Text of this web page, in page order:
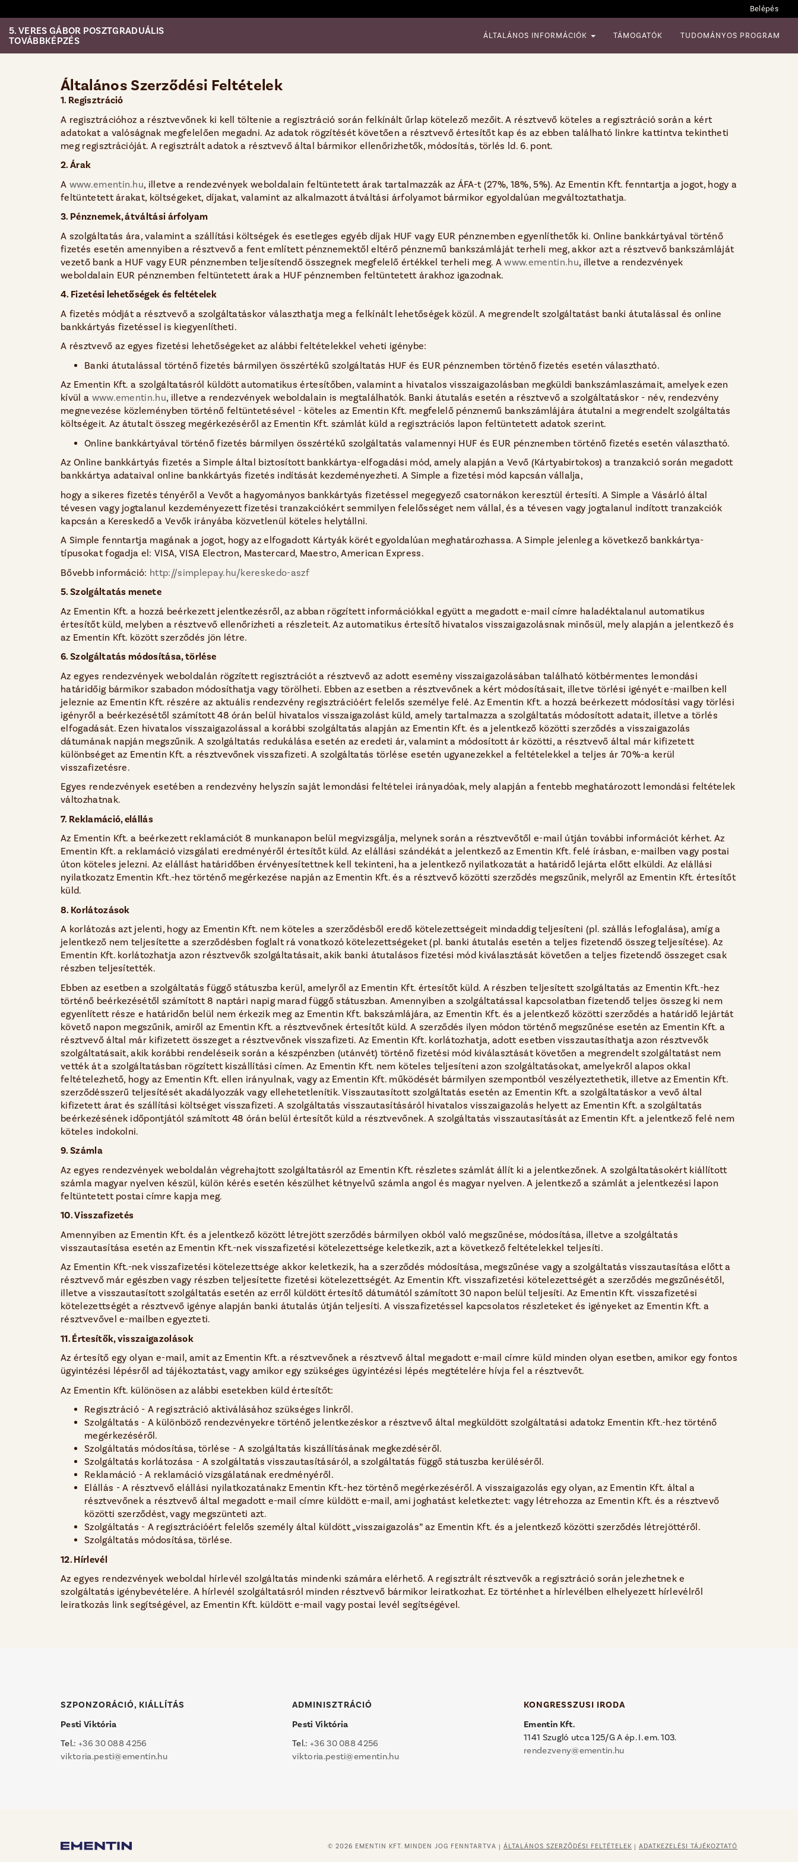
Belépés
5. VERES GÁBOR POSZTGRADUÁLIS
TOVÁBBKÉPZÉS
ÁLTALÁNOS INFORMÁCIÓK TÁMOGATÓK TUDOMÁNYOS PROGRAM
Általános Szerződési Feltételek
1. Regisztráció
A regisztrációhoz a résztvevőnek ki kell töltenie a regisztráció során felkínált űrlap kötelező mezőit. A résztvevő köteles a regisztráció során a kért
adatokat a valóságnak megfelelően megadni. Az adatok rögzítését követően a résztvevő értesítőt kap és az ebben található linkre kattintva tekintheti
meg regisztrációját. A regisztrált adatok a résztvevő által bármikor ellenőrizhetők, módosítás, törlés ld. 6. pont.
2. Árak
A www.ementin.hu, illetve a rendezvények weboldalain feltüntetett árak tartalmazzák az ÁFA-t (27%, 18%, 5%). Az Ementin Kft. fenntartja a jogot, hogy a
feltüntetett árakat, költségeket, díjakat, valamint az alkalmazott átváltási árfolyamot bármikor egyoldalúan megváltoztathatja.
3. Pénznemek, átváltási árfolyam
A szolgáltatás ára, valamint a szállítási költségek és esetleges egyéb díjak HUF vagy EUR pénznemben egyenlíthetők ki. Online bankkártyával történő
fizetés esetén amennyiben a résztvevő a fent említett pénznemektől eltérő pénznemű bankszámláját terheli meg, akkor azt a résztvevő bankszámláját
vezető bank a HUF vagy EUR pénznemben teljesítendő összegnek megfelelő értékkel terheli meg. Awww.ementin.hu, illetve a rendezvények
weboldalain EUR pénznemben feltüntetett árak a HUF pénznemben feltüntetett árakhoz igazodnak.
4. Fizetési lehetőségek és feltételek
A fizetés módját a résztvevő a szolgáltatáskor választhatja meg a felkínált lehetőségek közül. A megrendelt szolgáltatást banki átutalással és online
bankkártyás fizetéssel is kiegyenlítheti.
A résztvevő az egyes fizetési lehetőségeket az alábbi feltételekkel veheti igénybe:
Banki átutalással történő fizetés bármilyen összértékű szolgáltatás HUF és EUR pénznemben történő fizetés esetén választható.
Az Ementin Kft. a szolgáltatásról küldött automatikus értesítőben, valamint a hivatalos visszaigazolásban megküldi bankszámlaszámait, amelyek ezen
kívül a www.ementin.hu, illetve a rendezvények weboldalain is megtalálhatók. Banki átutalás esetén a résztvevő a szolgáltatáskor - név, rendezvény
megnevezése közleményben történő feltüntetésével - köteles az Ementin Kft. megfelelő pénznemű bankszámlájára átutalni a megrendelt szolgáltatás
költségeit. Az átutalt összeg megérkezéséről az Ementin Kft. számlát küld a regisztrációs lapon feltüntetett adatok szerint.
Online bankkártyával történő fizetés bármilyen összértékű szolgáltatás valamennyi HUF és EUR pénznemben történő fizetés esetén választható.
Az Online bankkártyás fizetés a Simple által biztosított bankkártya-elfogadási mód, amely alapján a Vevő (Kártyabirtokos) a tranzakció során megadott
bankkártya adataival online bankkártyás fizetés indítását kezdeményezheti. A Simple a fizetési mód kapcsán vállalja,
hogy a sikeres fizetés tényéről a Vevőt a hagyományos bankkártyás fizetéssel megegyező csatornákon keresztül értesíti. A Simple a Vásárló által
tévesen vagy jogtalanul kezdeményezett fizetési tranzakciókért semmilyen felelősséget nem vállal, és a tévesen vagy jogtalanul indított tranzakciók
kapcsán a Kereskedő a Vevők irányába közvetlenül köteles helytállni.
A Simple fenntartja magának a jogot, hogy az elfogadott Kártyák körét egyoldalúan meghatározhassa. A Simple jelenleg a következő bankkártya-
típusokat fogadja el: VISA, VISA Electron, Mastercard, Maestro, American Express.
Bővebb információ: http://simplepay.hu/kereskedo-aszf
5. Szolgáltatás menete
Az Ementin Kft. a hozzá beérkezett jelentkezésről, az abban rögzített információkkal együtt a megadott e-mail címre haladéktalanul automatikus
értesítőt küld, melyben a résztvevő ellenőrizheti a részleteit. Az automatikus értesítő hivatalos visszaigazolásnak minősül, mely alapján a jelentkező és
az Ementin Kft. között szerződés jön létre.
6. Szolgáltatás módosítása, törlése
Az egyes rendezvények weboldalán rögzített regisztrációt a résztvevő az adott esemény visszaigazolásában található kötbérmentes lemondási
határidőig bármikor szabadon módosíthatja vagy törölheti. Ebben az esetben a résztvevőnek a kért módosításait, illetve törlési igényét e-mailben kell
jeleznie az Ementin Kft. részére az aktuális rendezvény regisztrációért felelős személye felé. Az Ementin Kft. a hozzá beérkezett módosítási vagy törlési
igényről a beérkezésétől számított 48 órán belül hivatalos visszaigazolást küld, amely tartalmazza a szolgáltatás módosított adatait, illetve a törlés
elfogadását. Ezen hivatalos visszaigazolással a korábbi szolgáltatás alapján az Ementin Kft. és a jelentkező közötti szerződés a visszaigazolás
dátumának napján megszűnik. A szolgáltatás redukálása esetén az eredeti ár, valamint a módosított ár közötti, a résztvevő által már kifizetett
különbséget az Ementin Kft. a résztvevőnek visszafizeti. A szolgáltatás törlése esetén ugyanezekkel a feltételekkel a teljes ár 70%-a kerül
visszafizetésre.
Egyes rendezvények esetében a rendezvény helyszín saját lemondási feltételei irányadóak, mely alapján a fentebb meghatározott lemondási feltételek
változhatnak.
7. Reklamáció, elállás
Az Ementin Kft. a beérkezett reklamációt 8 munkanapon belül megvizsgálja, melynek során a résztvevőtől e-mail útján további információt kérhet. Az
Ementin Kft. a reklamáció vizsgálati eredményéről értesítőt küld. Az elállási szándékát a jelentkező az Ementin Kft. felé írásban, e-mailben vagy postai
úton köteles jelezni. Az elállást határidőben érvényesítettnek kell tekinteni, ha a jelentkező nyilatkozatát a határidő lejárta előtt elküldi. Az elállási
nyilatkozatz Ementin Kft.-hez történő megérkezése napján az Ementin Kft. és a résztvevő közötti szerződés megszűnik, melyről az Ementin Kft. értesítőt
küld.
8. Korlátozások
A korlátozás azt jelenti, hogy az Ementin Kft. nem köteles a szerződésből eredő kötelezettségeit mindaddig teljesíteni (pl. szállás lefoglalása), amíg a
jelentkező nem teljesítette a szerződésben foglalt rá vonatkozó kötelezettségeket (pl. banki átutalás esetén a teljes fizetendő összeg teljesítése). Az
Ementin Kft. korlátozhatja azon résztvevők szolgáltatásait, akik banki átutalásos fizetési mód kiválasztását követően a teljes fizetendő összeget csak
részben teljesítették.
Ebben az esetben a szolgáltatás függő státuszba kerül, amelyről az Ementin Kft. értesítőt küld. A részben teljesített szolgáltatás az Ementin Kft.-hez
történő beérkezésétől számított 8 naptári napig marad függő státuszban. Amennyiben a szolgáltatással kapcsolatban fizetendő teljes összeg ki nem
egyenlített része e határidőn belül nem érkezik meg az Ementin Kft. bakszámlájára, az Ementin Kft. és a jelentkező közötti szerződés a határidő lejártát
követő napon megszűnik, amiről az Ementin Kft. a résztvevőnek értesítőt küld. A szerződés ilyen módon történő megszűnése esetén az Ementin Kft. a
résztvevő által már kifizetett összeget a résztvevőnek visszafizeti. Az Ementin Kft. korlátozhatja, adott esetben visszautasíthatja azon résztvevők
szolgáltatásait, akik korábbi rendeléseik során a készpénzben (utánvét) történő fizetési mód kiválasztását követően a megrendelt szolgáltatást nem
vették át a szolgáltatásban rögzített kiszállítási címen. Az Ementin Kft. nem köteles teljesíteni azon szolgáltatásokat, amelyekről alapos okkal
feltételezhető, hogy az Ementin Kft. ellen irányulnak, vagy az Ementin Kft. működését bármilyen szempontból veszélyeztethetik, illetve az Ementin Kft.
szerződésszerű teljesítését akadályozzák vagy ellehetetlenítik. Visszautasított szolgáltatás esetén az Ementin Kft. a szolgáltatáskor a vevő által
kifizetett árat és szállítási költséget visszafizeti. A szolgáltatás visszautasításáról hivatalos visszaigazolás helyett az Ementin Kft. a szolgáltatás
beérkezésének időpontjától számított 48 órán belül értesítőt küld a résztvevőnek. A szolgáltatás visszautasítását az Ementin Kft. a jelentkező felé nem
köteles indokolni.
9. Számla
Az egyes rendezvények weboldalán végrehajtott szolgáltatásról az Ementin Kft. részletes számlát állít ki a jelentkezőnek. A szolgáltatásokért kiállított
számla magyar nyelven készül, külön kérés esetén készülhet kétnyelvű számla angol és magyar nyelven. A jelentkező a számlát a jelentkezési lapon
feltüntetett postai címre kapja meg.
10. Visszafizetés
Amennyiben az Ementin Kft. és a jelentkező között létrejött szerződés bármilyen okból való megszűnése, módosítása, illetve a szolgáltatás
visszautasítása esetén az Ementin Kft.-nek visszafizetési kötelezettsége keletkezik, azt a következő feltételekkel teljesíti.
Az Ementin Kft.-nek visszafizetési kötelezettsége akkor keletkezik, ha a szerződés módosítása, megszűnése vagy a szolgáltatás visszautasítása előtt a
résztvevő már egészben vagy részben teljesítette fizetési kötelezettségét. Az Ementin Kft. visszafizetési kötelezettségét a szerződés megszűnésétől,
illetve a visszautasított szolgáltatás esetén az erről küldött értesítő dátumától számított 30 napon belül teljesíti. Az Ementin Kft. visszafizetési
kötelezettségét a résztvevő igénye alapján banki átutalás útján teljesíti. A visszafizetéssel kapcsolatos részleteket és igényeket az Ementin Kft. a
résztvevővel e-mailben egyezteti.
11. Értesítők, visszaigazolások
Az értesítő egy olyan e-mail, amit az Ementin Kft. a résztvevőnek a résztvevő által megadott e-mail címre küld minden olyan esetben, amikor egy fontos
ügyintézési lépésről ad tájékoztatást, vagy amikor egy szükséges ügyintézési lépés megtételére hívja fel a résztvevőt.
Az Ementin Kft. különösen az alábbi esetekben küld értesítőt:
Regisztráció - A regisztráció aktiválásához szükséges linkről.
Szolgáltatás - A különböző rendezvényekre történő jelentkezéskor a résztvevő által megküldött szolgáltatási adatokz Ementin Kft.-hez történő
megérkezéséről.
Szolgáltatás módosítása, törlése - A szolgáltatás kiszállításának megkezdéséről.
Szolgáltatás korlátozása - A szolgáltatás visszautasításáról, a szolgáltatás függő státuszba kerüléséről.
Reklamáció - A reklamáció vizsgálatának eredményéről.
Elállás - A résztvevő elállási nyilatkozatánakz Ementin Kft.-hez történő megérkezéséről. A visszaigazolás egy olyan, az Ementin Kft. által a
résztvevőnek a résztvevő által megadott e-mail címre küldött e-mail, ami joghatást keletkeztet: vagy létrehozza az Ementin Kft. és a résztvevő
közötti szerződést, vagy megszünteti azt.
Szolgáltatás - A regisztrációért felelős személy által küldött „visszaigazolás” az Ementin Kft. és a jelentkező közötti szerződés létrejöttéről.
Szolgáltatás módosítása, törlése.
​12. Hírlevél
Az egyes rendezvények weboldal hírlevél szolgáltatás mindenki számára elérhető. A regisztrált résztvevők a regisztráció során jelezhetnek e
szolgáltatás igénybevételére. A hírlevél szolgáltatásról minden résztvevő bármikor leiratkozhat. Ez történhet a hírlevélben elhelyezett hírlevélről
leiratkozás link segítségével, az Ementin Kft. küldött e-mail vagy postai levél segítségével.
SZPONZORÁCIÓ, KIÁLLÍTÁS
Pesti Viktória
Tel.: +36 30 088 4256
viktoria.pesti@ementin.hu
ADMINISZTRÁCIÓ
Pesti Viktória
Tel.: +36 30 088 4256
viktoria.pesti@ementin.hu
KONGRESSZUSI IRODA
Ementin Kft.
1141 Szugló utca 125/G A ép. I. em. 103.
rendezveny@ementin.hu
© 2026 EMENTIN KFT. MINDEN JOG FENNTARTVA | ÁLTALÁNOS SZERZŐDÉSI FELTÉTELEK | ADATKEZELÉSI TÁJÉKOZTATÓ